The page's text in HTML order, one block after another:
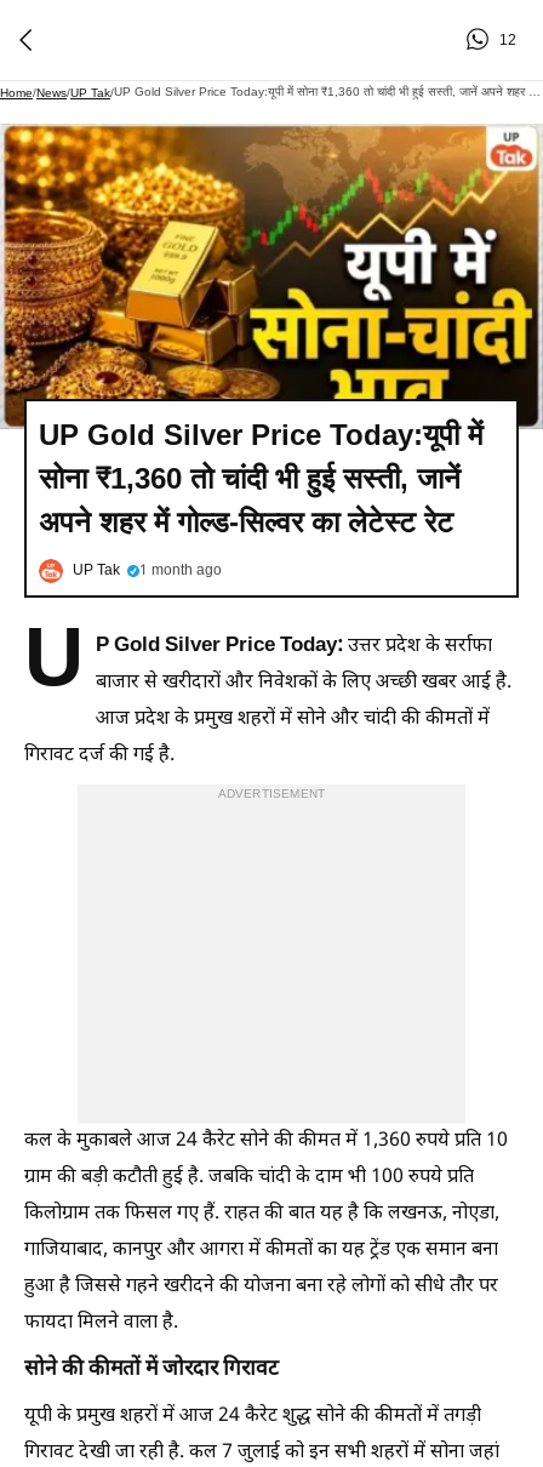
12
Home/News/UP Tak/
UP Gold Silver Price Today:यूपी में
सोना ₹1,360 तो चांदी भी हुई सस्ती, जानें
अपने शहर में गोल्ड-सिल्वर का लेटेस्ट रेट
UP Tak 1 month ago
U P Gold Silver Price Today:उत्तर प्रदेश के सर्राफा
बाजार से खरीदारों और निवेशकों के लिए अच्छी खबर आई है.
आज प्रदेश के प्रमुख शहरों में सोने और चांदी की कीमतों में
गिरावट दर्ज की गई है.
ADVERTISEMENT
कल के मुकाबले आज 24 कैरेट सोने की कीमत में 1,360 रुपये प्रति 10
ग्राम की बड़ी कटौती हुई है. जबकि चांदी के दाम भी 100 रुपये प्रति
किलोग्राम तक फिसल गए हैं. राहत की बात यह है कि लखनऊ, नोएडा,
गाजियाबाद, कानपुर और आगरा में कीमतों का यह ट्रेंड एक समान बना
हुआ है जिससे गहने खरीदने की योजना बना रहे लोगों को सीधे तौर पर
फायदा मिलने वाला है.
सोने की कीमतों में जोरदार गिरावट
यूपी के प्रमुख शहरों में आज 24 कैरेट शुद्ध सोने की कीमतों में तगड़ी
गिरावट देखी जा रही है. कल 7 जुलाई को इन सभी शहरों में सोना जहां